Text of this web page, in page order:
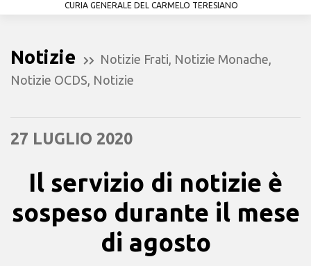
CURIA GENERALE DEL CARMELO TERESIANO
Notizie Notizie Frati Notizie Monache
Notizie OCDS Notizie
27 LUGLIO 2020
Il servizio di notizie è
sospeso durante il mese
di agosto